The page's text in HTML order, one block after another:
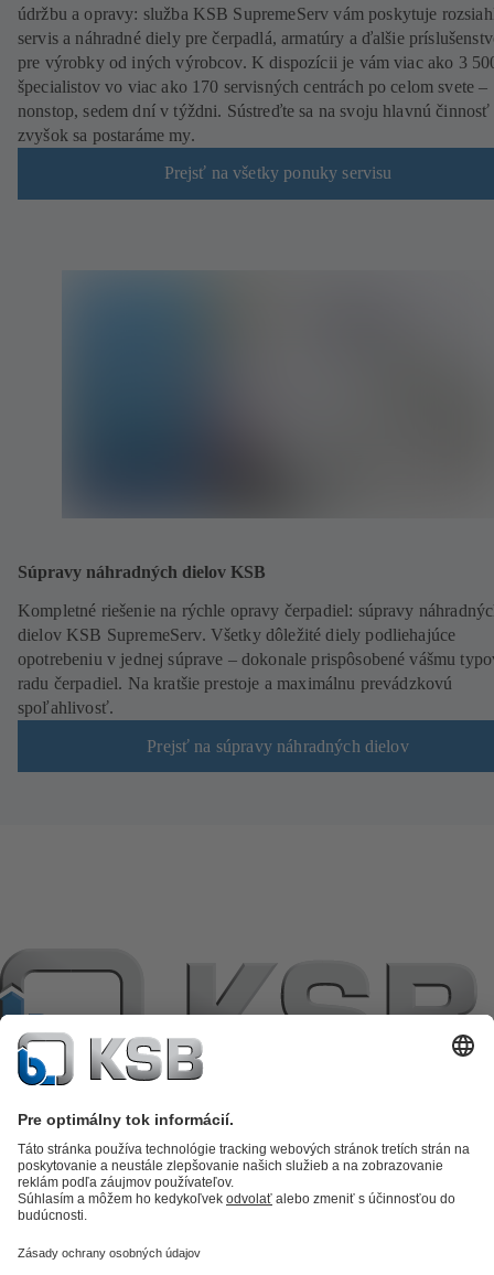
údržbu a opravy: služba KSB SupremeServ vám poskytuje
servis a náhradné diely pre čerpadlá, armatúry a ďalšie
pre výrobky od iných výrobcov. K dispozícii je vám viac ako 3
špecialistov vo viac ako 170 servisných centrách po celom svete –
nonstop, sedem dní v týždni. Sústreďte sa na svoju hlavnú činnosť
zvyšok sa postaráme my.
Prejsť na všetky ponuky servisu
Súpravy náhradných dielov KSB
Kompletné riešenie na rýchle opravy čerpadiel: súpravy
dielov KSB SupremeServ. Všetky dôležité diely podliehajúce
opotrebeniu v jednej súprave – dokonale prispôsobené vášmu
radu čerpadiel. Na kratšie prestoje a maximálnu prevádzkovú
spoľahlivosť.
Prejsť na súpravy náhradných dielov
Katalóg produktovKSB SupremeServ: Premium service for pumps
and valvesKSB SupremeServ: Spare partsNákupný košíkSoftware a
Technológia spracovania odpadových vôd